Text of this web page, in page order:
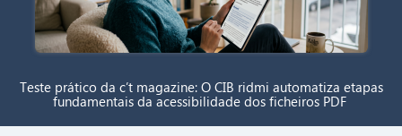
Teste prático da c’t magazine: O CIB ridmi automatiza etapas
fundamentais da acessibilidade dos ficheiros PDF